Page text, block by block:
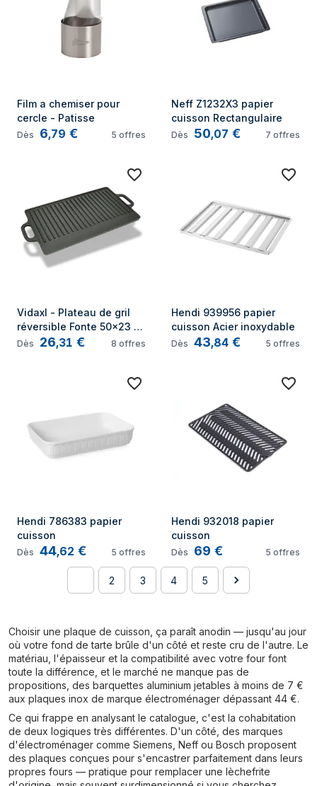
Film a chemiser pour
cercle - Patisse
Dès 6,79 € 5 offres
Neff Z1232X3 papier
cuisson Rectangulaire
Dès 50,07 € 7 offres
Vidaxl - Plateau de gril
réversible Fonte 50x23
cm
Dès 26,31 € 8 offres
Hendi 939956 papier
cuisson Acier inoxydable
Dès 43,84 € 5 offres
Hendi 786383 papier
cuisson
Dès 44,62 € 5 offres
Hendi 932018 papier
cuisson
Dès 69 € 5 offres
2 3 4 5
Choisir une plaque de cuisson, ça paraît anodin — jusqu'au jour
où votre fond de tarte brûle d'un côté et reste cru de l'autre. Le
matériau, l'épaisseur et la compatibilité avec votre four font
toute la différence, et le marché ne manque pas de
propositions, des barquettes aluminium jetables à moins de 7 €
aux plaques inox de marque électroménager dépassant 44 €.
Ce qui frappe en analysant le catalogue, c'est la cohabitation
de deux logiques très différentes. D'un côté, des marques
d'électroménager comme Siemens, Neff ou Bosch proposent
des plaques conçues pour s'encastrer parfaitement dans leurs
propres fours — pratique pour remplacer une lèchefrite